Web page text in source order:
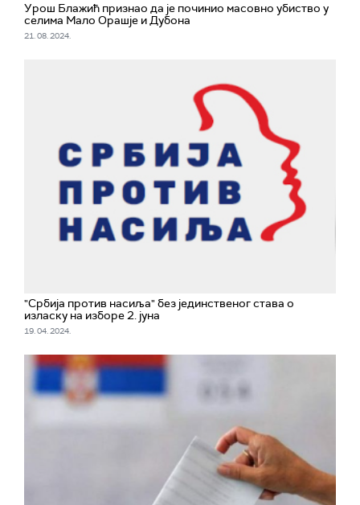
Урош Блажић признао да је починио масовно убиство у
селима Мало Орашје и Дубона
21. 08. 2024.
"Србија против насиља" без јединственог става о
изласку на изборе 2. јуна
19. 04. 2024.